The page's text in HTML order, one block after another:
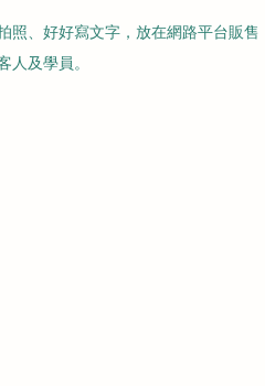
照、好好寫文字，放在網路平台販
人及學員。